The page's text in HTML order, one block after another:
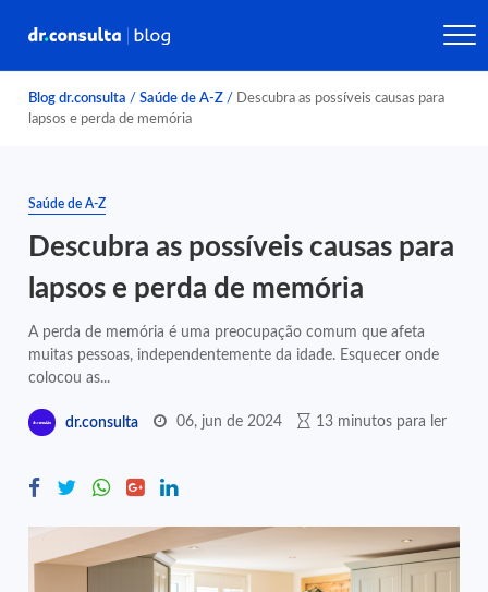
Blog dr.consulta / Saúde de A-Z /
Descubra as possíveis causas para
lapsos e perda de memória
Saúde de A-Z
Descubra as possíveis causas para
lapsos e perda de memória
A perda de memória é uma preocupação comum que afeta
muitas pessoas, independentemente da idade. Esquecer onde
colocou as...
dr.consulta 06, jun de 2024 13 minutos para ler